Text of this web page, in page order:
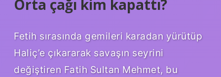
Orta çağı kim kapattı?
Fetih sırasında gemileri karadan yürütüp
Haliç’e çıkararak savaşın seyrini
değiştiren Fatih Sultan Mehmet, bu